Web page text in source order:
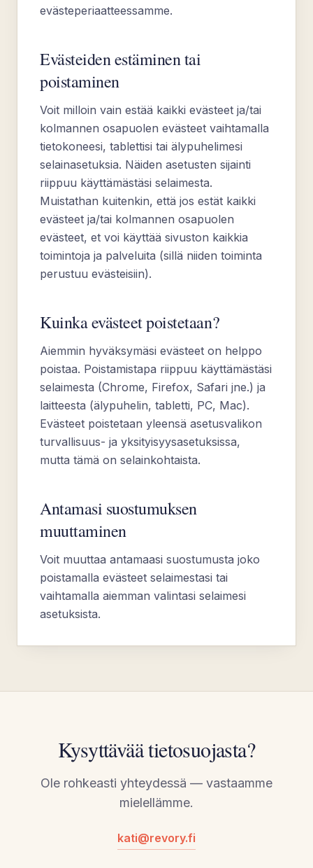
evästeperiaatteessamme.
Evästeiden estäminen tai
poistaminen
Voit milloin vain estää kaikki evästeet ja/tai
kolmannen osapuolen evästeet vaihtamalla
tietokoneesi, tablettisi tai älypuhelimesi
selainasetuksia. Näiden asetusten sijainti
riippuu käyttämästäsi selaimesta.
Muistathan kuitenkin, että jos estät kaikki
evästeet ja/tai kolmannen osapuolen
evästeet, et voi käyttää sivuston kaikkia
toimintoja ja palveluita (sillä niiden toiminta
perustuu evästeisiin).
Kuinka evästeet poistetaan?
Aiemmin hyväksymäsi evästeet on helppo
poistaa. Poistamistapa riippuu käyttämästäsi
selaimesta (Chrome, Firefox, Safari jne.) ja
laitteesta (älypuhelin, tabletti, PC, Mac).
Evästeet poistetaan yleensä asetusvalikon
turvallisuus- ja yksityisyysasetuksissa,
mutta tämä on selainkohtaista.
Antamasi suostumuksen
muuttaminen
Voit muuttaa antamaasi suostumusta joko
poistamalla evästeet selaimestasi tai
vaihtamalla aiemman valintasi selaimesi
asetuksista.
Kysyttävää tietosuojasta?
Ole rohkeasti yhteydessä — vastaamme
mielellämme.
kati@revory.fi